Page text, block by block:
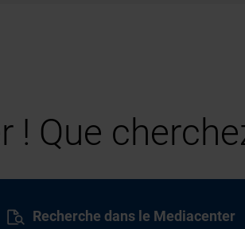
! Que
Recherche dans le Mediacenter